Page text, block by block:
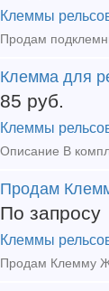
Клеммы
Клемма для
85 руб.
Клеммы
Продам
По запросу
Клеммы